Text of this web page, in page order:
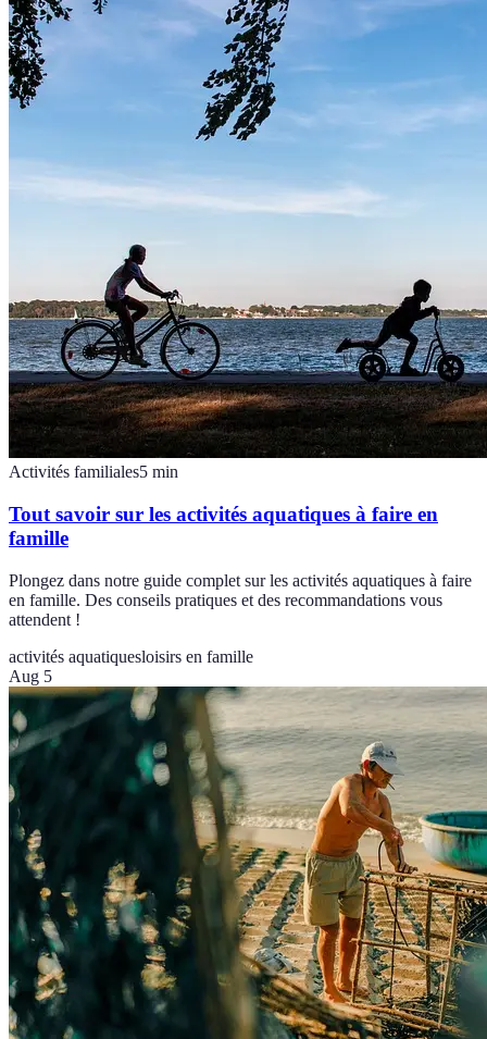
Activités familiales5 min
Tout savoir sur les activités aquatiques à faire en
famille
Plongez dans notre guide complet sur les activités aquatiques à faire
en famille. Des conseils pratiques et des recommandations vous
attendent !
activités aquatiquesloisirs en famille
Aug 5